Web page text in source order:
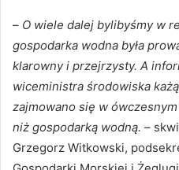
– O wiele dalej bylibyśmy w
gospodarka wodna była
klarowny i przejrzysty. A
wiceministra środowiska
zajmowano się w
niż gospodarką wodną. –
Grzegorz Witkowski,